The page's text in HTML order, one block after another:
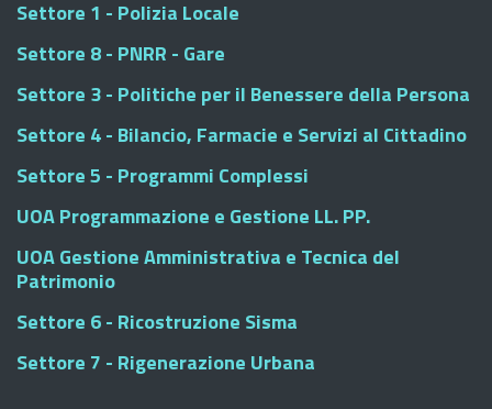
Settore 1 - Polizia Locale
Settore 8 - PNRR - Gare
Settore 3 - Politiche per il Benessere della Persona
Settore 4 - Bilancio, Farmacie e Servizi al Cittadino
Settore 5 - Programmi Complessi
UOA Programmazione e Gestione LL. PP.
UOA Gestione Amministrativa e Tecnica del
Patrimonio
Settore 6 - Ricostruzione Sisma
Settore 7 - Rigenerazione Urbana